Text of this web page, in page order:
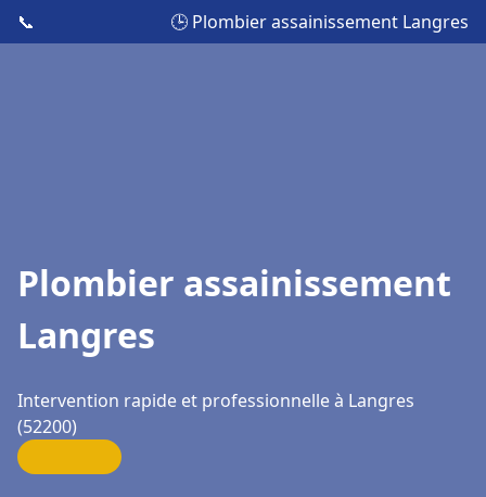
📞 🕒 Plombier assainissement Langres
Plombier assainissement
Langres
Intervention rapide et professionnelle à Langres
(52200)